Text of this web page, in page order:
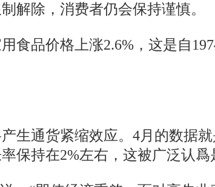
解除，消费者仍会保持谨慎。
食品价格上涨2.6%，这是自
生通货紧缩效应。4月的数据
保持在2%左右，这被广泛认爲